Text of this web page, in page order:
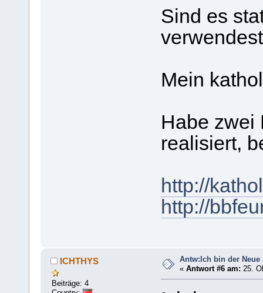
Sind es
Mein
Habe zwei
realisiert,
http://
http://
ICHTHYS
Beiträge: 4
Antw:Ich bin der Neue
«Antwort #6 am: 25.